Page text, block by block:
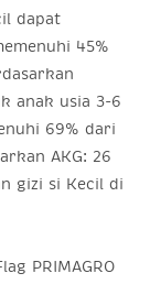
dapat
45%
anak usia 3-6
69% dari
AKG: 26
gizi si Kecil di
PRIMAGRO